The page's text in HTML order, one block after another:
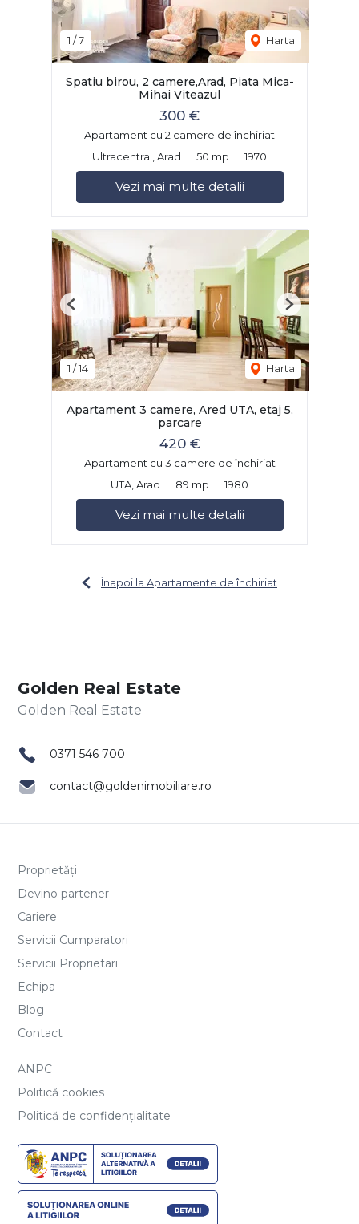
1 /7 Harta
Spatiu birou, 2 camere,Arad, Piata Mica-
Mihai Viteazul
300 €
Apartament cu 2 camere de închiriat
Ultracentral, Arad
50 mp 1970
Vezi mai multe detalii
1 /14 Harta
Previous Next
Apartament 3 camere, Ared UTA, etaj 5,
parcare
420 €
Apartament cu 3 camere de închiriat
UTA, Arad
89 mp 1980
Vezi mai multe detalii
Înapoi la Apartamente de închiriat
Golden Real Estate
0371 546 700
contact@goldenimobiliare.ro
Proprietăți
Devino partener
Cariere
Servicii Cumparatori
Servicii Proprietari
Echipa
Blog
Contact
ANPC
Politică cookies
Politică de confidențialitate